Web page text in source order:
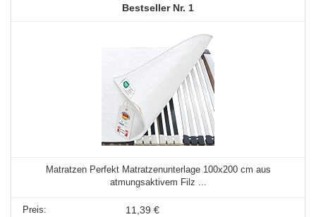
1
Matratzen Perfekt Matratzenunterlage 100x200 cm aus
atmungsaktivem Filz ...
11,39 €